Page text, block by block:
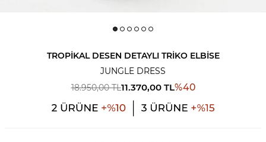
TROPIKAL DESEN DETAYLI TRIKO ELBISE
JUNGLE DRESS
18.950,00TL11.370,00TL%40